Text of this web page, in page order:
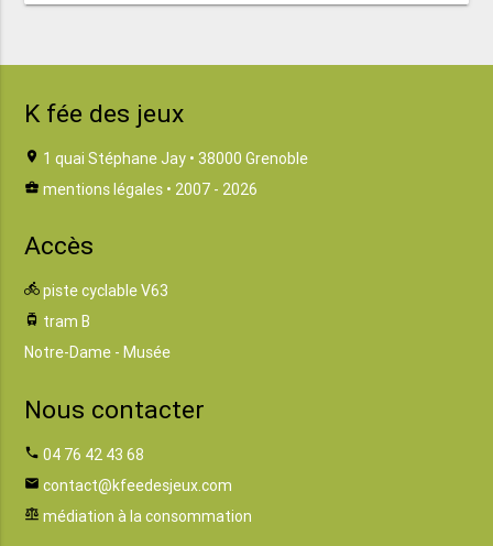
K fée des jeux
location_on 1 quai Stéphane Jay • 38000 Grenoble
business_center mentions légales • 2007 - 2026
Accès
directions_bike piste cyclable V63
tram tram B
Notre-Dame - Musée
Nous contacter
phone 04 76 42 43 68
email contact@kfeedesjeux.com
balance médiation à la consommation